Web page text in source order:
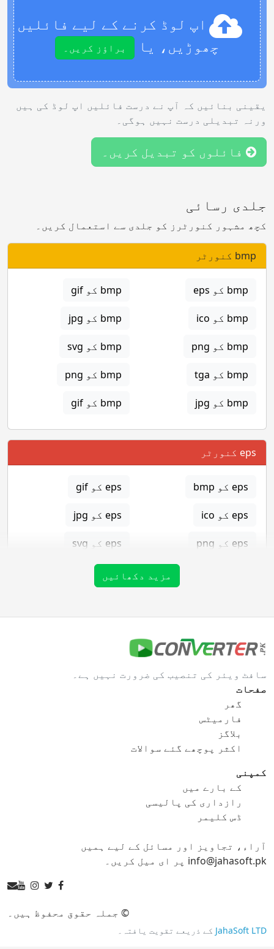
اپ لوڈ کرنے کے لیے فائلیں
چھوڑیں، یا
براؤز کریں۔
یقینی بنائیں کہ آپ نے درست فائلیں اپ لوڈ کی ہیں
ورنہ تبدیلی درست نہیں ہوگی۔
فائلوں کو تبدیل کریں۔
جلدی رسائی
کچھ مشہور کنورٹرز کو جلدی سے استعمال کریں۔
bmp کنورٹر
bmp کو eps bmp کو gif
bmp کو ico bmp کو jpg
bmp کو png bmp کو svg
bmp کو tga bmp کو png
bmp کو jpg bmp کو gif
eps کنورٹر
eps کو bmp eps کو gif
eps کو ico eps کو jpg
eps کو png eps کو svg
gif کنورٹر
gif کو bmp
gif کو ico
gif کو png
gif کو tga
ico کو bmp
ico کو gif ico کو jpg
مزید دکھائیں
سافٹ ویئر کی تنصیب کی ضرورت نہیں ہے۔
صفحات
گھر
فارمیٹس
بلاگز
اکثر پوچھے گئے سوالات
کمپنی
کے بارے میں
رازداری کی پالیسی
ڈس کلیمر
آراء، تجاویز اور مسائل کے لیے ہمیں
info@jahasoft.pk پر ای میل کریں۔
© جملہ حقوق محفوظ ہیں۔
JahaSoft LTD کے ذریعے تقویت یافتہ۔